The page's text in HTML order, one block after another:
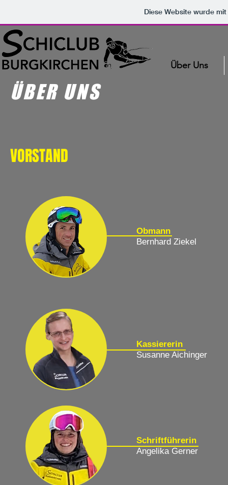
Diese Website wurde
Über Uns
ÜBER UNS
VORSTAND
Obmann
Bernhard Ziekel
Kassiererin
Susanne Aichinger
Schriftführerin
Angelika Gerner